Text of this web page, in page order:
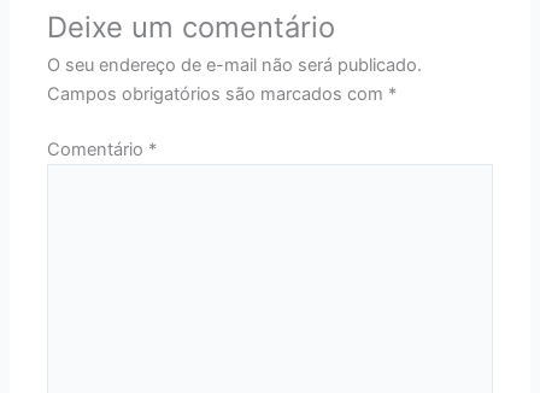
Deixe um comentário
O seu endereço de e-mail não será publicado.
Campos obrigatórios são marcados com *
Comentário *